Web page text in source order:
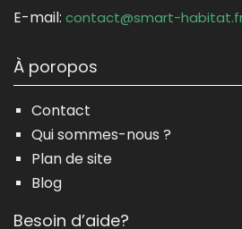
E-mail: contact@smart-
À poropos
Contact
Qui sommes-nous ?
Plan de site
Blog
Besoin d’aide?